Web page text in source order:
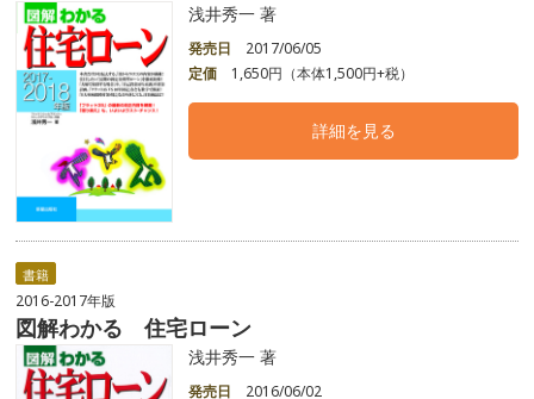
浅井秀一 著
発売日
2017/06/05
定価
1,650円（本体1,500円+税）
詳細を見る
書籍
2016-2017年版
図解わかる 住宅ローン
浅井秀一 著
発売日
2016/06/02